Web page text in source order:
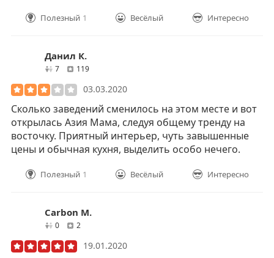
Полезный 1 Весёлый Интересно
Данил К.
7друзей119отзывов
03.03.2020
Сколько заведений сменилось на этом месте и вот
открылась Азия Мама, следуя общему тренду на
восточку. Приятный интерьер, чуть завышенные
цены и обычная кухня, выделить особо нечего.
Полезный 1 Весёлый Интересно
Carbon M.
0друзей
2отзывов
19.01.2020